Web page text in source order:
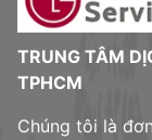
TRUNG TÂM
TPHCM
Chúng tôi là